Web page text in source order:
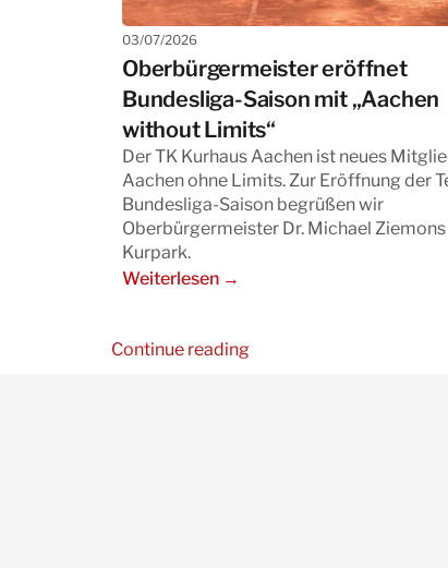
03/07/2026
Oberbürgermeister eröffnet
Bundesliga-Saison mit „Aachen
without Limits“
Der TK Kurhaus Aachen ist neues
Aachen ohne Limits. Zur Eröffnung der
Bundesliga-Saison begrüßen wir
Oberbürgermeister Dr. Michael
Kurpark.
Weiterlesen →
Continue reading